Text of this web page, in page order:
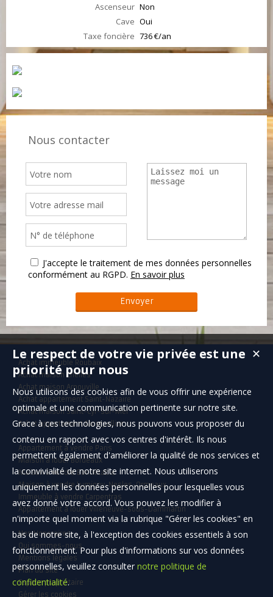
Ascenseur Non
Cave Oui
Taxe foncière 736 €/an
Nous contacter
J'accepte le traitement de mes données personnelles
conformément au RGPD. En savoir plus
Achat immeuble Roubaix
Achat maison Chelles
Achat maison Arnouville
Achat appartement Saint-Nazaire
Achat maison Saint-Cyr-sur-Mer
Achat appartement Montpellier
Appartement à vendre Paris
Maison à louer Bordeaux
Maison à vendre Bonnétable
Maison à vendre Lumigny-Nesles-Ormeaux
Immeuble à vendre Carpentras
Appartement à louer Villeneuve-sous-Dammartin
Nos Honoraires
Qui sommes-nous
Mentions légales
Plan du site
Espace propriétaire
Gérer les cookies
✕
Le respect de votre vie privée est une
priorité pour nous
Nous utilisons des cookies afin de vous offrir une expérience
optimale et une communication pertinente sur notre site.
Grace à ces technologies, nous pouvons vous proposer du
contenu en rapport avec vos centres d'intérêt. Ils nous
permettent également d'améliorer la qualité de nos services et
la convivialité de notre site internet. Nous utiliserons
uniquement les données personnelles pour lesquelles vous
avez donné votre accord. Vous pouvez les modifier à
n'importe quel moment via la rubrique "Gérer les cookies" en
bas de notre site, à l'exception des cookies essentiels à son
fonctionnement. Pour plus d'informations sur vos données
personnelles, veuillez consulter notre politique de
confidentialité.